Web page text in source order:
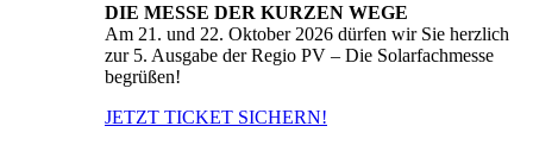
DIE MESSE DER KURZEN WEGE
Am 21. und 22. Oktober 2026 dürfen wir Sie herzlich
zur 5. Ausgabe der Regio PV – Die Solarfachmesse
begrüßen!
JETZT TICKET SICHERN!